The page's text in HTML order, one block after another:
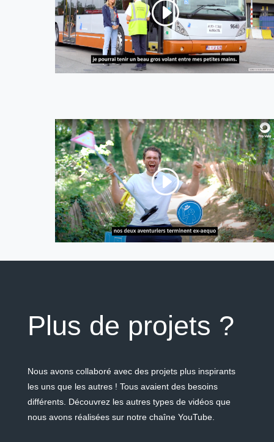
Plus de projets ?
Nous avons collaboré avec des projets plus inspirants
les uns que les autres ! Tous avaient des besoins
différents. Découvrez les autres types de vidéos que
nous avons réalisées sur notre chaîne YouTube.